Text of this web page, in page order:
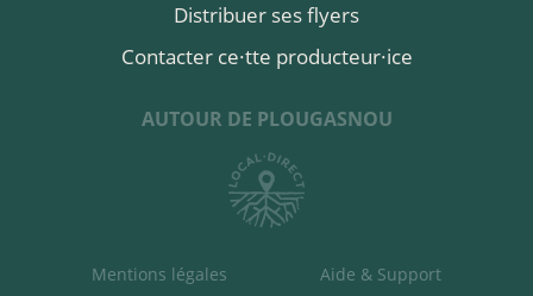
Distribuer ses flyers
Contacter ce·tte producteur·ice
AUTOUR DE PLOUGASNOU
Mentions légales Aide & Support